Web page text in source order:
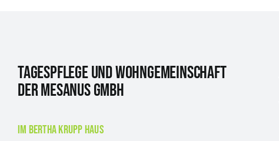
Tagespflege und Wohngemeinschaft
der Mesanus GmbH
im Bertha Krupp Haus